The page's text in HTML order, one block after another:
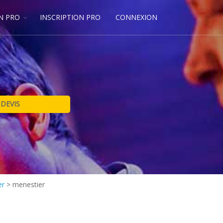
PRO INSCRIPTION PRO CONNEXION
> menestier